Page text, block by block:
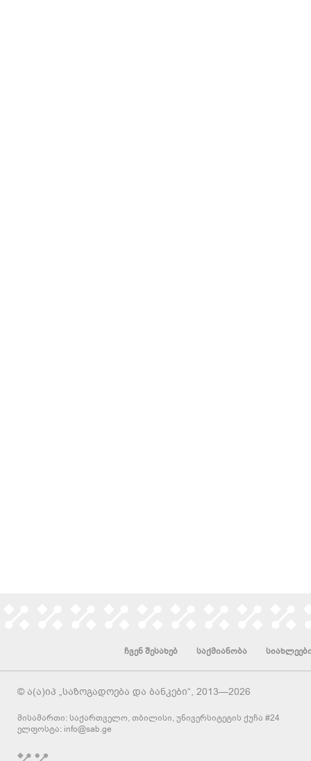
ჩვენ შესახებ საქმიანობა
© ა(ა)იპ „საზოგადოება და ბანკები“, 2013—2026
მისამართი: საქართველო, თბილისი, უნივერსიტეტის ქუჩა #24
ელფოსტა: info@sab.ge